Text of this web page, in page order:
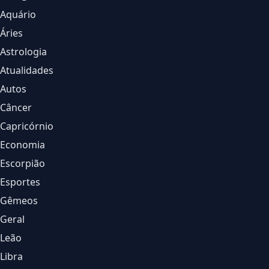
Aquário
Áries
Astrologia
Atualidades
Autos
Câncer
Capricórnio
Economia
Escorpião
Esportes
Gêmeos
Geral
Leão
Libra